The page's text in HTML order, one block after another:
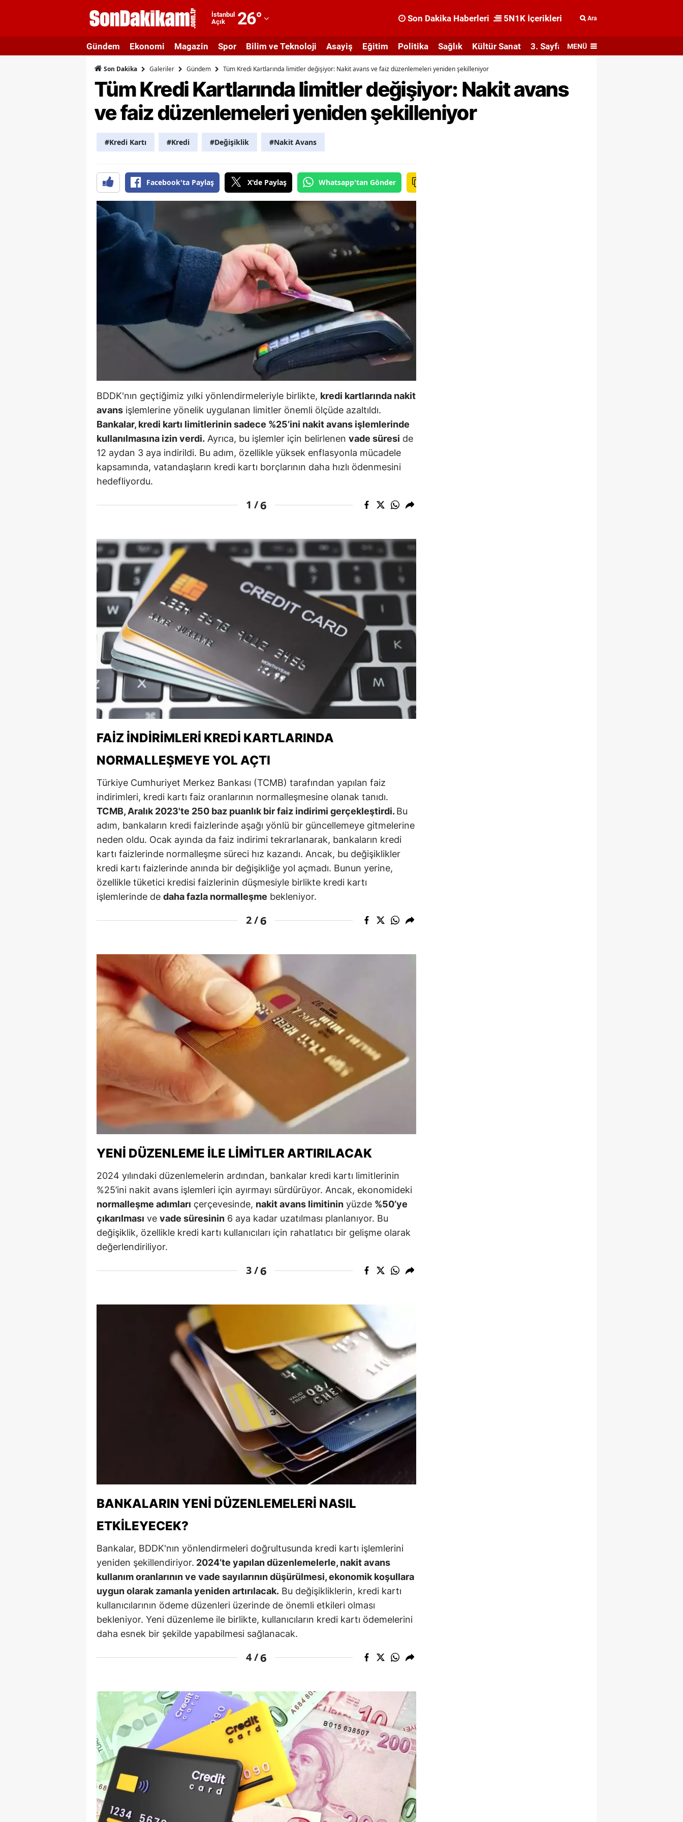
İstanbul
Açık
26°
Adıyaman
Afyonkarahisar
Ağrı
Amasya
Ankara
Artvin
Bilecik
Bingöl
Bitlis
Bolu
Burdur
Çanakkale
Çorum
Denizli
Diyarbakır
Edirne
Erzincan
Eskişehir
Giresun
Hakkari
Isparta
Mersin
İstanbul
İzmir
Kars
Kastamonu
Kayseri
Kırklareli
Kırşehir
Kocaeli
Konya
Malatya
Kahramanmaraş
Mardin
Muğla
Muş
Niğde
Ordu
Sakarya
Samsun
Siirt
Sinop
Sivas
Tekirdağ
Uşak
Van
Yozgat
Zonguldak
Aksaray
Bayburt
Karaman
Batman
Bartın
Ardahan
Iğdır
Yalova
Karabük
Kilis
Düzce
Son Dakika Haberleri 5N1K İçerikleri Ara
Gündem Ekonomi Magazin Spor Bilim ve Teknoloji Asayiş Eğitim Politika Sağlık Kültür Sanat 3. Sayfa MENÜ
Son Dakika Galeriler Gündem Tüm Kredi Kartlarında limitler değişiyor: Nakit avans ve faiz düzenlemeleri yeniden şekilleniyor
Tüm Kredi Kartlarında limitler değişiyor: Nakit avans
ve faiz düzenlemeleri yeniden şekilleniyor
#Kredi Kartı #Kredi #Değişiklik #Nakit Avans
Facebook'ta Paylaş X'de Paylaş Whatsapp'tan Gönder
BDDK'nın geçtiğimiz yılki yönlendirmeleriyle birlikte, kredi kartlarında nakit
avans işlemlerine yönelik uygulanan limitler önemli ölçüde azaltıldı.
Bankalar, kredi kartı limitlerinin sadece %25’ini nakit avans işlemlerinde
kullanılmasına izin verdi. Ayrıca, bu işlemler için belirlenen vade süresi de
12 aydan 3 aya indirildi. Bu adım, özellikle yüksek enflasyonla mücadele
kapsamında, vatandaşların kredi kartı borçlarının daha hızlı ödenmesini
hedefliyordu.
1 /6
FAIZ İNDIRIMLERI KREDI KARTLARINDA
NORMALLEŞMEYE YOL AÇTI
Türkiye Cumhuriyet Merkez Bankası (TCMB) tarafından yapılan faiz
indirimleri, kredi kartı faiz oranlarının normalleşmesine olanak tanıdı.
TCMB, Aralık 2023'te 250 baz puanlık bir faiz indirimi gerçekleştirdi.Bu
adım, bankaların kredi faizlerinde aşağı yönlü bir güncellemeye gitmelerine
neden oldu. Ocak ayında da faiz indirimi tekrarlanarak, bankaların kredi
kartı faizlerinde normalleşme süreci hız kazandı. Ancak, bu değişiklikler
kredi kartı faizlerinde anında bir değişikliğe yol açmadı. Bunun yerine,
özellikle tüketici kredisi faizlerinin düşmesiyle birlikte kredi kartı
işlemlerinde de daha fazla normalleşme bekleniyor.
2 /6
YENI DÜZENLEME ILE LIMITLER ARTIRILACAK
2024 yılındaki düzenlemelerin ardından, bankalar kredi kartı limitlerinin
%25’ini nakit avans işlemleri için ayırmayı sürdürüyor. Ancak, ekonomideki
normalleşme adımları çerçevesinde, nakit avans limitinin yüzde %50’ye
çıkarılması ve vade süresinin 6 aya kadar uzatılması planlanıyor. Bu
değişiklik, özellikle kredi kartı kullanıcıları için rahatlatıcı bir gelişme olarak
değerlendiriliyor.
3 /6
BANKALARIN YENI DÜZENLEMELERI NASIL
ETKILEYECEK?
Bankalar, BDDK'nın yönlendirmeleri doğrultusunda kredi kartı işlemlerini
yeniden şekillendiriyor. 2024’te yapılan düzenlemelerle, nakit avans
kullanım oranlarının ve vade sayılarının düşürülmesi, ekonomik koşullara
uygun olarak zamanla yeniden artırılacak. Bu değişikliklerin, kredi kartı
kullanıcılarının ödeme düzenleri üzerinde de önemli etkileri olması
bekleniyor. Yeni düzenleme ile birlikte, kullanıcıların kredi kartı ödemelerini
daha esnek bir şekilde yapabilmesi sağlanacak.
4 /6